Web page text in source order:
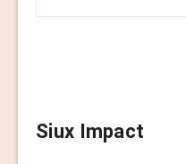
Siux Impact